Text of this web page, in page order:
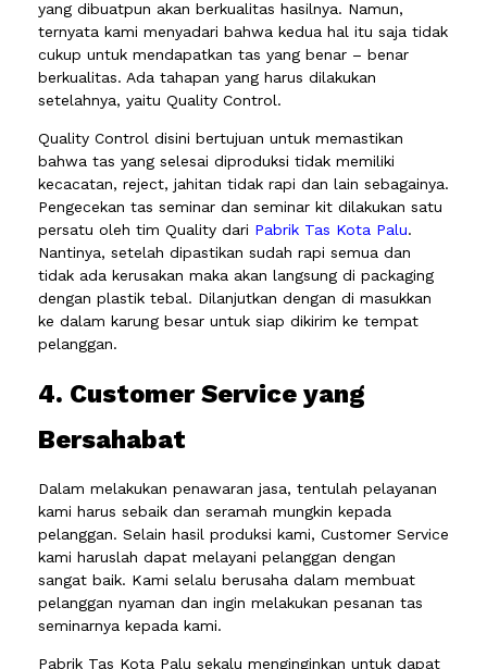
yang dibuatpun akan berkualitas hasilnya. Namun,
ternyata kami menyadari bahwa kedua hal itu saja tidak
cukup untuk mendapatkan tas yang benar – benar
berkualitas. Ada tahapan yang harus dilakukan
setelahnya, yaitu Quality Control.
Quality Control disini bertujuan untuk memastikan
bahwa tas yang selesai diproduksi tidak memiliki
kecacatan, reject, jahitan tidak rapi dan lain sebagainya.
Pengecekan tas seminar dan seminar kit dilakukan satu
persatu oleh tim Quality dari Pabrik Tas Kota Palu.
Nantinya, setelah dipastikan sudah rapi semua dan
tidak ada kerusakan maka akan langsung di packaging
dengan plastik tebal. Dilanjutkan dengan di masukkan
ke dalam karung besar untuk siap dikirim ke tempat
pelanggan.
4. Customer Service yang
Bersahabat
Dalam melakukan penawaran jasa, tentulah pelayanan
kami harus sebaik dan seramah mungkin kepada
pelanggan. Selain hasil produksi kami, Customer Service
kami haruslah dapat melayani pelanggan dengan
sangat baik. Kami selalu berusaha dalam membuat
pelanggan nyaman dan ingin melakukan pesanan tas
seminarnya kepada kami.
Pabrik Tas Kota Palu sekalu menginginkan untuk dapat